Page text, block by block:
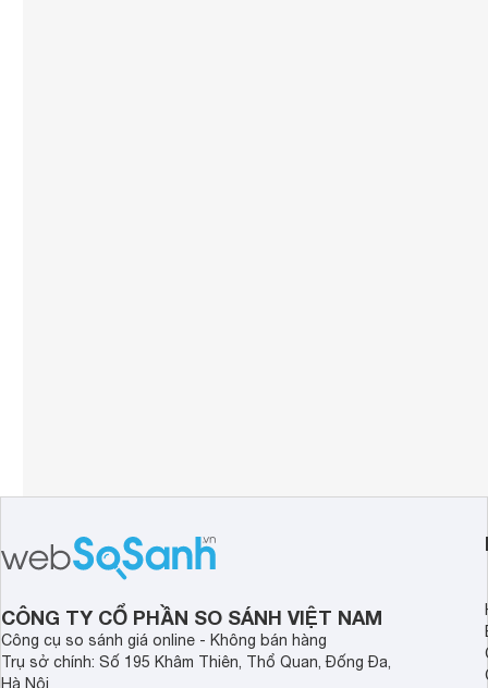
CÔNG TY CỔ PHẦN SO SÁNH VIỆT NAM
Công cụ so sánh giá online - Không bán hàng
Trụ sở chính: Số 195 Khâm Thiên, Thổ Quan, Đống Đa,
Hà Nội